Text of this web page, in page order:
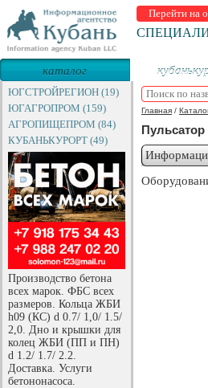
Перейти на
каталог
предприятий
ЮГСТРОЙРЕГИОН (19)
ЮГАГРОПРОМ (159)
АГРОПИЩЕПРОМ (84)
КУБАНЬКУРОРТ (49)
Производство бетона
всех марок. ФБС всех
размеров. Кольца ЖБИ
h09 (КС) d 0.7/ 1,0/ 1.5/
2,0. Дно и крышки для
колец ЖБИ (ПП и ПН)
d 1.2/ 1.7/ 2.2.
Доставка. Услуги
бетононасоса.
Главная /